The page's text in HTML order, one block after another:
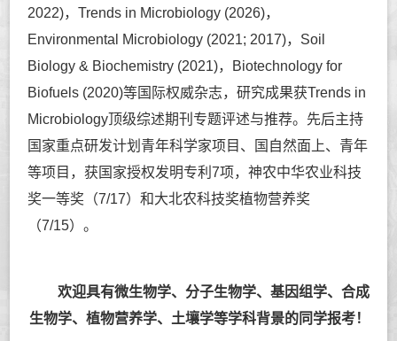
2022)，Trends in Microbiology (2026)，
Environmental Microbiology (2021; 2017)，Soil
Biology & Biochemistry (2021)，Biotechnology for
Biofuels (2020)等国际权威杂志，研究成果获Trends in
Microbiology顶级综述期刊专题评述与推荐。先后主持
国家重点研发计划青年科学家项目、国自然面上、青年
等项目，获国家授权发明专利7项，神农中华农业科技
奖一等奖（7/17）和大北农科技奖植物营养奖
（7/15）。
欢迎具有微生物学、分子生物学、基因组学、合成
生物学、植物营养学、土壤学等学科背景的同学报考！